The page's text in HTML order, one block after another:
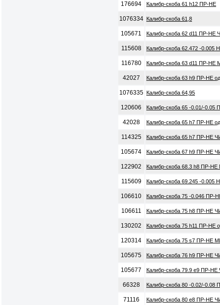
176694 Калибр-скоба 61 h12 ПР-НЕ
1076334 Калибр-скоба 61,8
105671 Калибр-скоба 62 d11 ПР-НЕ
115608 Калибр-скоба 62.472 -0.005
116780 Калибр-скоба 63 d11 ПР-НЕ
42027 Калибр-скоба 63 h9 ПР-НЕ
1076335 Калибр-скоба 64,95
120606 Калибр-скоба 65 -0.01/-
42028 Калибр-скоба 65 h7 ПР-НЕ
114325 Калибр-скоба 65 h7 ПР-НЕ
105674 Калибр-скоба 67 h9 ПР-НЕ
122902 Калибр-скоба 68.3 h8 ПР-
115609 Калибр-скоба 69.245 -0.005
106610 Калибр-скоба 75 -0.046 ПР-
106611 Калибр-скоба 75 h8 ПР-НЕ
130202 Калибр-скоба 75 h11 ПР-НЕ
120314 Калибр-скоба 75 s7 ПР-НЕ
105675 Калибр-скоба 76 h9 ПР-НЕ
105677 Калибр-скоба 79.9 e9 ПР-НЕ
66328 Калибр-скоба 80 -0.02/-
71116 Калибр-скоба 80 e8 ПР-НЕ